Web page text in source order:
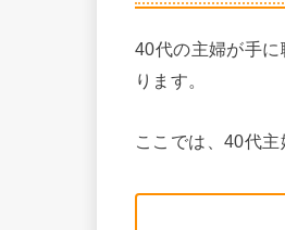
40代の主婦が手
ります。
ここでは、40代